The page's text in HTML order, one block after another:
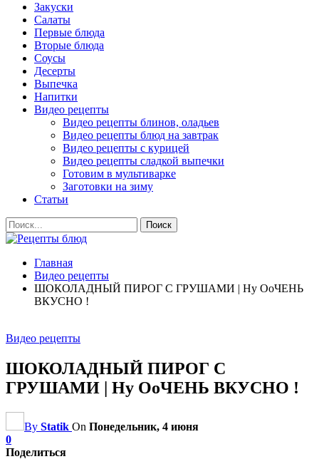
Закуски
Салаты
Первые блюда
Вторые блюда
Соусы
Десерты
Выпечка
Напитки
Видео рецепты
Видео рецепты блинов, оладьев
Видео рецепты блюд на завтрак
Видео рецепты с курицей
Видео рецепты сладкой выпечки
Готовим в мультиварке
Заготовки на зиму
Статьи
Главная
Видео рецепты
ШОКОЛАДНЫЙ ПИРОГ С ГРУШАМИ | Ну ОоЧЕНЬ
ВКУСНО !
Видео рецепты
ШОКОЛАДНЫЙ ПИРОГ С
ГРУШАМИ | Ну ОоЧЕНЬ ВКУСНО !
By Statik On Понедельник, 4 июня
0
Поделиться